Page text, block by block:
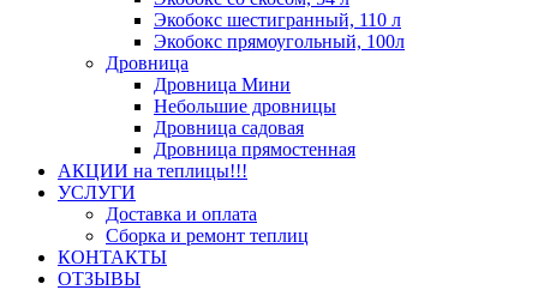
Экобокс шестигранный, 110 л
Экобокс прямоугольный, 100л
Дровница
Дровница Мини
Небольшие дровницы
Дровница садовая
Дровница прямостенная
АКЦИИ на теплицы!!!
УСЛУГИ
Доставка и оплата
Сборка и ремонт теплиц
КОНТАКТЫ
ОТЗЫВЫ